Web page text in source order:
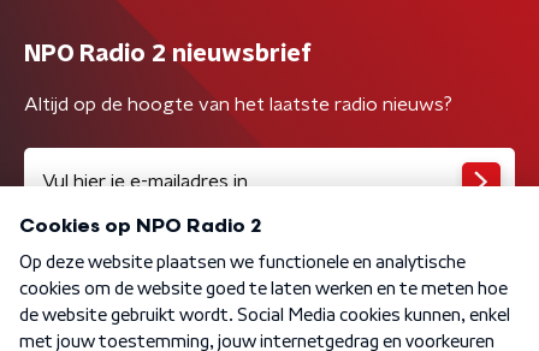
NPO Radio 2 nieuwsbrief
Altijd op de hoogte van het laatste radio nieuws?
Algemene voorwaarden